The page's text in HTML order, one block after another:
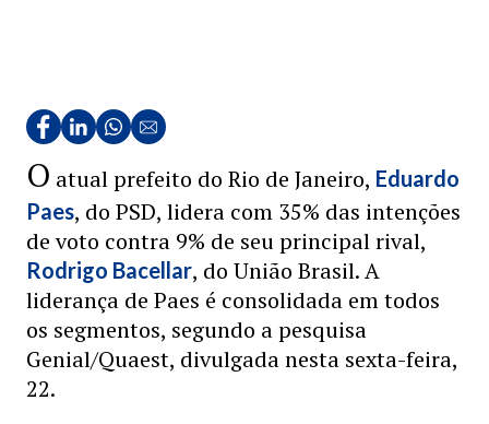
O atual prefeito do Rio de Janeiro, Eduardo
Paes, do PSD, lidera com 35% das intenções
de voto contra 9% de seu principal rival,
Rodrigo Bacellar, do União Brasil. A
liderança de Paes é consolidada em todos
os segmentos, segundo a pesquisa
Genial/Quaest, divulgada nesta sexta-feira,
22.